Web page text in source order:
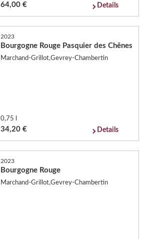
64,00 € Details
2023
Bourgogne Rouge Pasquier des Chênes
Marchand-Grillot,Gevrey-Chambertin
0,75 l
34,20 € Details
2023
Bourgogne Rouge
Marchand-Grillot,Gevrey-Chambertin